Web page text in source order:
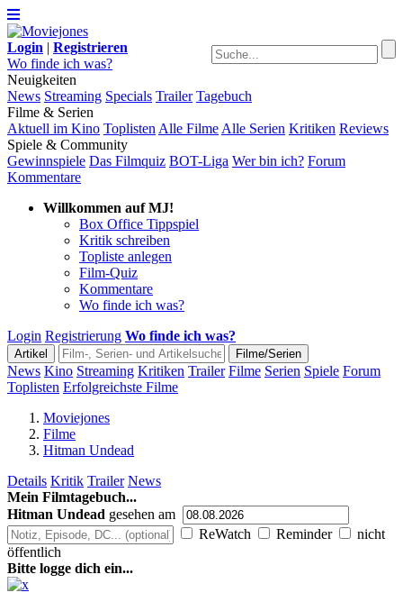
Login | Registrieren
Wo finde ich was?
Neuigkeiten
News Streaming Specials Trailer Tagebuch
Filme & Serien
Aktuell im Kino Toplisten Alle Filme Alle Serien Kritiken Reviews
Spiele & Community
Gewinnspiele Das Filmquiz BOT-Liga Wer bin ich? Forum
Kommentare
Willkommen auf MJ!
Box Office Tippspiel
Kritik schreiben
Topliste anlegen
Film-Quiz
Kommentare
Wo finde ich was?
Login Registrierung Wo finde ich was?
News Kino Streaming Kritiken Trailer Filme Serien Spiele Forum
Toplisten Erfolgreichste Filme
Moviejones
Filme
Hitman Undead
Details Kritik Trailer News
Mein Filmtagebuch...
Hitman Undead gesehen am
ReWatch
Reminder
nicht
öffentlich
Bitte logge dich ein...